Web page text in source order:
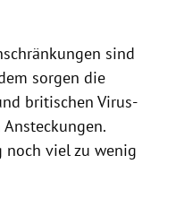
sind
sorgen die
britischen Virus-
viel zu wenig